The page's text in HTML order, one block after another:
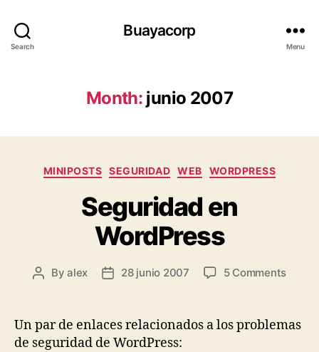
Search
Buayacorp
Menu
Month: junio 2007
Categories
MINIPOSTS SEGURIDAD WEB WORDPRESS
Seguridad en
WordPress
PostByalex
Post28 junio 2007 5 Commentson
Un par de enlaces relacionados a los problemas
de seguridad de WordPress: